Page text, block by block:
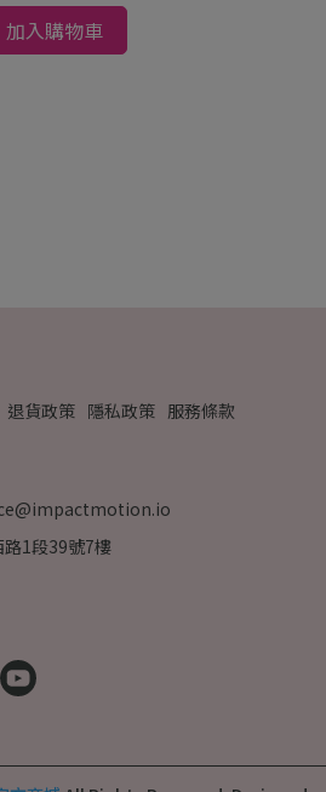
加入購物車
退貨政策 隱私政策 服務條款
1段39號7樓